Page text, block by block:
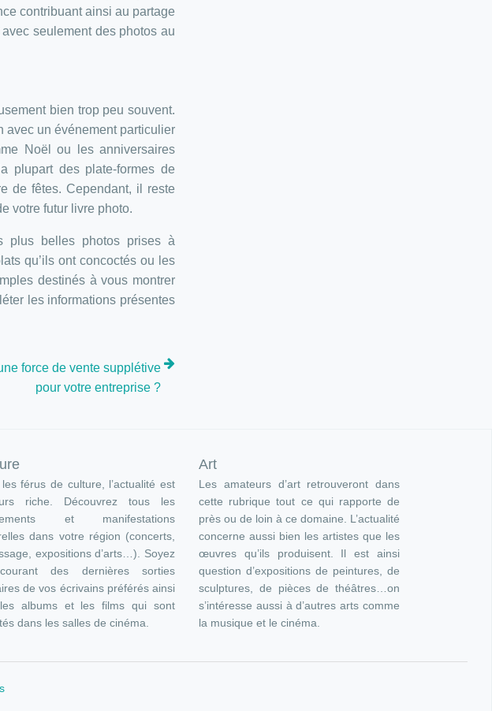
contribuant ainsi au partage
seulement des photos au
bien trop peu souvent.
avec un événement particulier
Noël ou les anniversaires
plupart des plate-formes de
de fêtes. Cependant, il reste
votre futur livre photo.
plus belles photos prises à
qu’ils ont concoctés ou les
destinés à vous montrer
les informations présentes
force de vente supplétive
pour votre entreprise ?
férus de culture, l’actualité est
riche. Découvrez tous les
et manifestations
dans votre région (concerts,
expositions d’arts…). Soyez
des dernières sorties
de vos écrivains préférés ainsi
albums et les films qui sont
dans les salles de cinéma.
Art
Les amateurs d’art retrouveront dans
cette rubrique tout ce qui rapporte de
près ou de loin à ce domaine. L’actualité
concerne aussi bien les artistes que les
œuvres qu’ils produisent. Il est ainsi
question d’expositions de peintures, de
sculptures, de pièces de théâtres…on
s’intéresse aussi à d’autres arts comme
la musique et le cinéma.